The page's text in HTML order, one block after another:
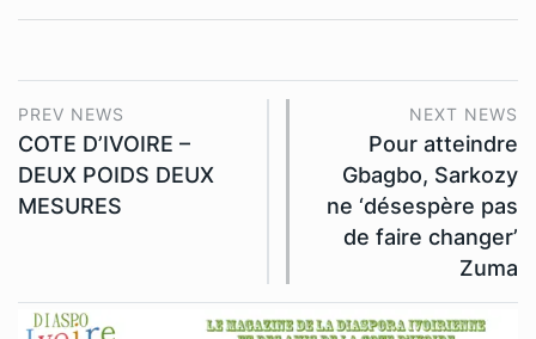
PREV NEWS
COTE D’IVOIRE –
DEUX POIDS DEUX
MESURES
NEXT NEWS
Pour atteindre
Gbagbo, Sarkozy
ne ‘désespère pas
de faire changer’
Zuma